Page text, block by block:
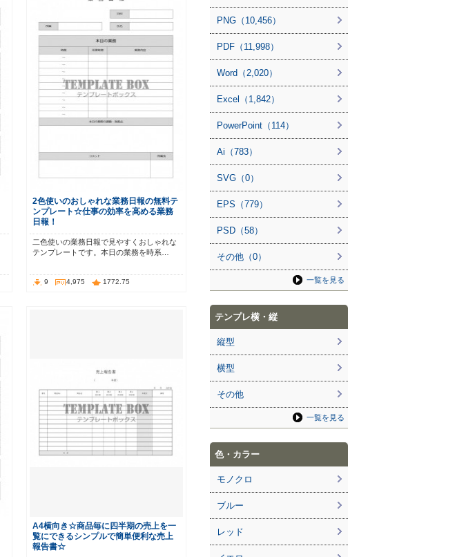
2色使いのおしゃれな業務日報の無料テ
ンプレート☆仕事の効率を高める業務
日報！
二色使いの業務日報で見やすくおしゃれな
テンプレートです。本日の業務を時系…
9 4,975 1772.75
A4横向き☆商品毎に四半期の売上を一
覧にできるシンプルで簡単便利な売上
報告書☆
PNG（10,456）
PDF（11,998）
Word（2,020）
Excel（1,842）
PowerPoint（114）
Ai（783）
SVG（0）
EPS（779）
PSD（58）
その他（0）
一覧を見る
テンプレ横・縦
縦型
横型
その他
一覧を見る
色・カラー
モノクロ
ブルー
レッド